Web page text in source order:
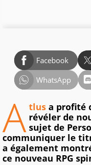
Facebook
WhatsApp
A tlus a profité
révéler de
sujet de
communiquer le
a également
ce nouveau RPG